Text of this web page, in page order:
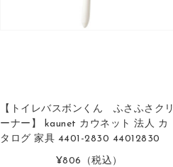
【トイレバスボンくん ふさふさクリ
ーナー】 kaunet カウネット 法人 カ
タログ 家具 4401-2830 44012830
¥806 （税込）